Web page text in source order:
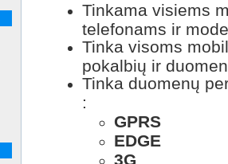
Tinkama visiems
telefonams ir
Tinka visoms
pokalbių ir
Tinka duomenų
:
GPRS
EDGE
3G